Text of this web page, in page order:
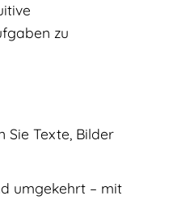
zu
Sie Texte, Bilder
umgekehrt – mit